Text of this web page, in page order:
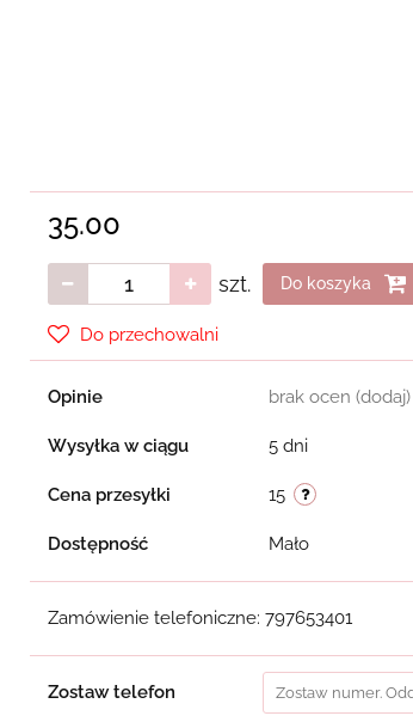
35.00
szt. Do koszyka
Do przechowalni
Opinie brak ocen (dodaj)
Wysyłka w ciągu 5 dni
Cena przesyłki 15
Dostępność Mało
Zamówienie telefoniczne: 797653401
Zostaw telefon